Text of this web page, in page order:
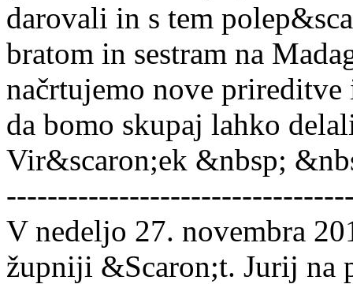
darovali in s tem
bratom in sestram na
načrtujemo nove
da bomo skupaj lahko
Vir&scaron;ek &nbsp;
V nedeljo 27. novembra
župniji &Scaron;t. Jurij na